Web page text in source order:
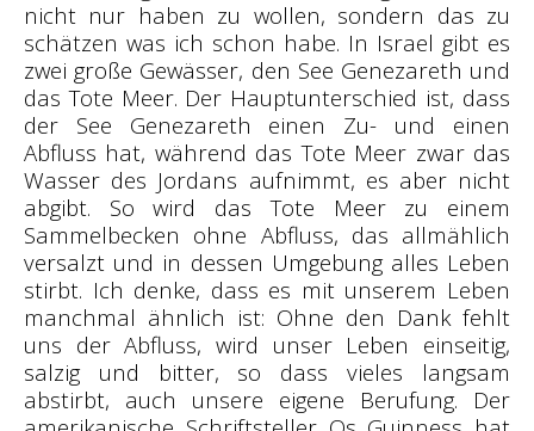
nicht nur haben zu wollen, sondern das zu
schätzen was ich schon habe. In Israel gibt es
zwei große Gewässer, den See Genezareth und
das Tote Meer. Der Hauptunterschied ist, dass
der See Genezareth einen Zu- und einen
Abfluss hat, während das Tote Meer zwar das
Wasser des Jordans aufnimmt, es aber nicht
abgibt. So wird das Tote Meer zu einem
Sammelbecken ohne Abfluss, das allmählich
versalzt und in dessen Umgebung alles Leben
stirbt. Ich denke, dass es mit unserem Leben
manchmal ähnlich ist: Ohne den Dank fehlt
uns der Abfluss, wird unser Leben einseitig,
salzig und bitter, so dass vieles langsam
abstirbt, auch unsere eigene Berufung. Der